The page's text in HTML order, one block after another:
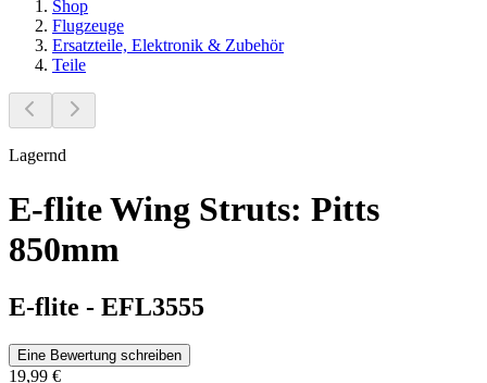
Shop
Flugzeuge
Ersatzteile, Elektronik & Zubehör
Teile
Lagernd
E-flite Wing Struts: Pitts
850mm
E-flite - EFL3555
Eine Bewertung schreiben
19,99 €